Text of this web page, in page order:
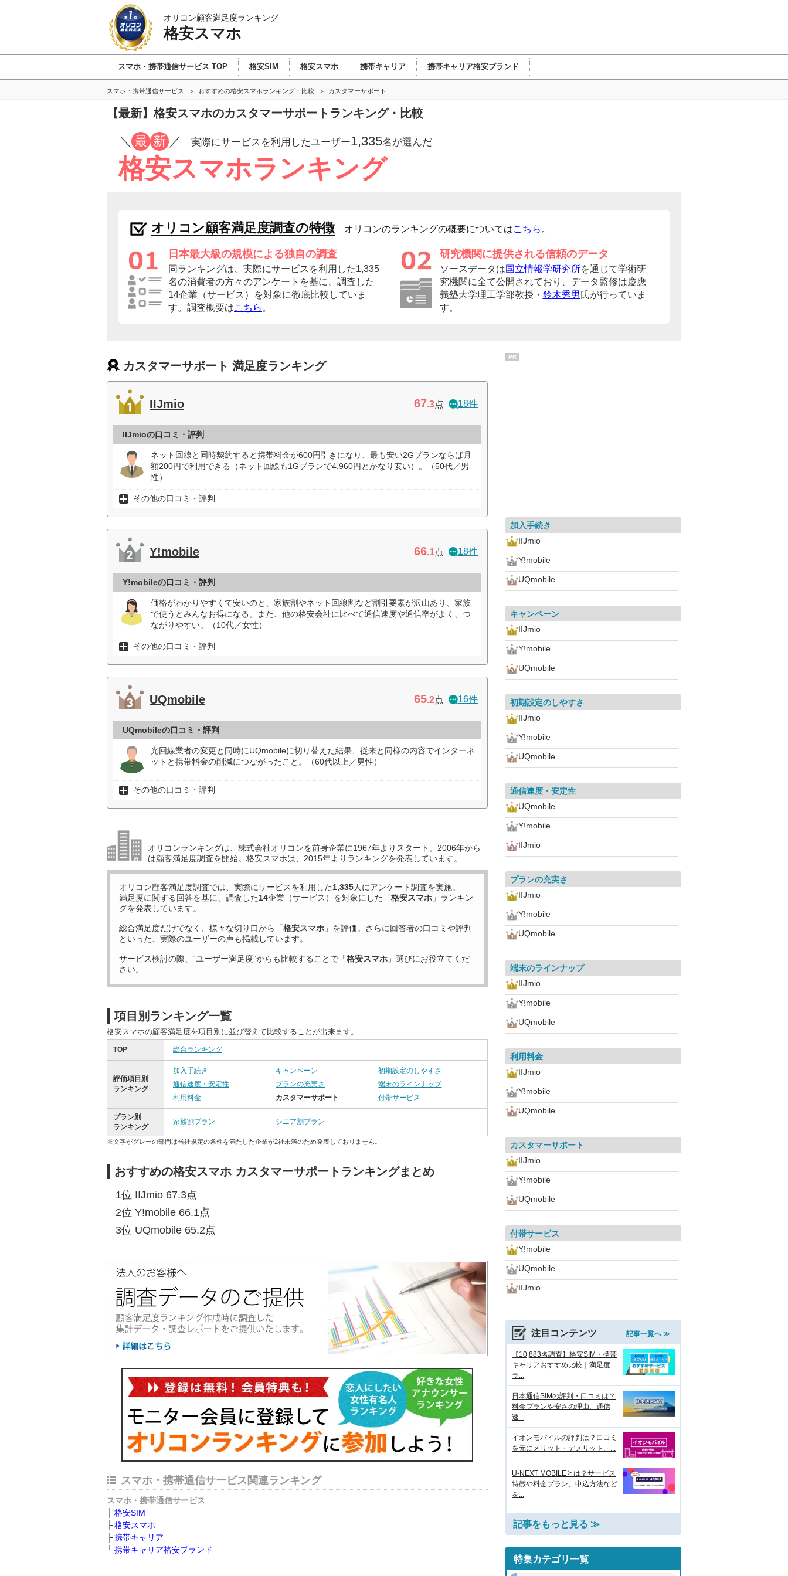
オリコン顧客満足度ランキング
格安スマホ
スマホ・携帯通信サービス TOP 格安SIM 格安スマホ 携帯キャリア 携帯キャリア格安ブランド
スマホ・携帯通信サービス おすすめの格安スマホランキング・比較 カスタマーサポート
【最新】格安スマホのカスタマーサポートランキング・比較
／ 最 新 ／ 実際にサービスを利用したユーザー1,335名が選んだ
格安スマホランキング
オリコン顧客満足度調査の特徴 オリコンのランキングの概要についてはこちら 。
日本最大級の規模による独自の調査
同ランキングは、実際にサービスを利用した1,335
名の消費者の方々のアンケートを基に、調査した
14企業（サービス）を対象に徹底比較していま
す。調査概要はこちら 。
研究機関に提供される信頼のデータ
ソースデータは国立情報学研究所を通じて学術研
究機関に全て公開されており、データ監修は慶應
義塾大学理工学部教授・ 鈴木秀男 氏が行っていま
す。
カスタマーサポート 満足度ランキング
IIJmio 67.3点 18件
IIJmioの口コミ・評判
ネット回線と同時契約すると携帯料金が600円引きになり、最も安い2Gプランならば月
額200円で利用できる（ネット回線も1Gプランで4,960円とかなり安い）。（50代／男
性）
その他の口コミ・評判
Y!mobile 66.1点 18件
Y!mobileの口コミ・評判
価格がわかりやすくて安いのと、家族割やネット回線割など割引要素が沢山あり、家族
で使うとみんなお得になる。また、他の格安会社に比べて通信速度や通信率がよく、つ
ながりやすい。（10代／女性）
その他の口コミ・評判
UQmobile 65.2点 16件
UQmobileの口コミ・評判
光回線業者の変更と同時にUQmobileに切り替えた結果、従来と同様の内容でインターネ
ットと携帯料金の削減につながったこと。（60代以上／男性）
その他の口コミ・評判
オリコンランキングは、株式会社オリコンを前身企業に1967年よりスタート。2006年から
は顧客満足度調査を開始。格安スマホは、2015年よりランキングを発表しています。
オリコン顧客満足度調査では、実際にサービスを利用した1,335人にアンケート調査を実施。
満足度に関する回答を基に、調査した14企業（サービス）を対象にした「格安スマホ 」ランキン
グを発表しています。
総合満足度だけでなく、様々な切り口から「格安スマホ 」を評価。さらに回答者の口コミや評判
といった、実際のユーザーの声も掲載しています。
サービス検討の際、“ユーザー満足度”からも比較することで「格安スマホ 」選びにお役立てくだ
さい。
項目別ランキング一覧
格安スマホの顧客満足度を項目別に並び替えて比較することが出来ます。
TOP 総合ランキング
評価項目別
ランキング
加入手続き キャンペーン
初期設定のしやすさ
通信速度・安定性
プランの充実さ
端末のラインナップ
利用料金
カスタマーサポート 付帯サービス
プラン別
ランキング
家族割プラン シニア割プラン
※文字がグレーの部門は当社規定の条件を満たした企業が2社未満のため発表しておりません。
おすすめの格安スマホ カスタマーサポートランキングまとめ
1位 IIJmio 67.3点
2位 Y!mobile 66.1点
3位 UQmobile 65.2点
スマホ・携帯通信サービス関連ランキング
スマホ・携帯通信サービス
格安SIM
格安スマホ
携帯キャリア
携帯キャリア格安ブランド
PR
加入手続き
IIJmio
Y!mobile
UQmobile
キャンペーン
IIJmio
Y!mobile
UQmobile
初期設定のしやすさ
IIJmio
Y!mobile
UQmobile
通信速度・安定性
UQmobile
Y!mobile
IIJmio
プランの充実さ
IIJmio
Y!mobile
UQmobile
端末のラインナップ
IIJmio
Y!mobile
UQmobile
利用料金
IIJmio
Y!mobile
UQmobile
カスタマーサポート
IIJmio
Y!mobile
UQmobile
付帯サービス
Y!mobile
UQmobile
IIJmio
注目コンテンツ 記事一覧へ ≫
【10,883名調査】格安SIM・携帯
キャリアおすすめ比較｜満足度
ラ...
日本通信SIMの評判・口コミは？
料金プランや安さの理由、通信
速...
イオンモバイルの評判は？口コミ
を元にメリット・デメリット、...
U-NEXT MOBILEとは？サービス
特徴や料金プラン、申込方法など
を...
記事をもっと見る ≫
特集カテゴリ一覧